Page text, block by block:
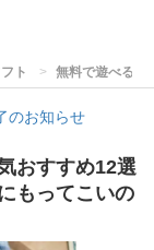
ト 無料で遊べるス
のお知らせ
おすすめ12選
もってこいの